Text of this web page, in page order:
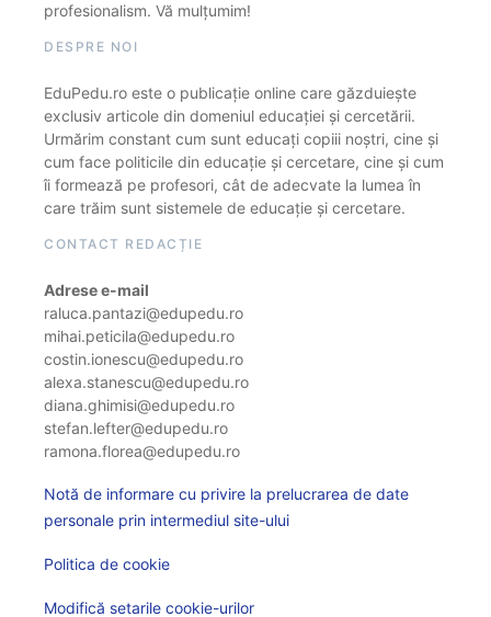
profesionalism. Vă mulțumim!
DESPRE NOI
EduPedu.ro este o publicație online care găzduiește
exclusiv articole din domeniul educației și cercetării.
Urmărim constant cum sunt educați copiii noștri, cine și
cum face politicile din educație și cercetare, cine și cum
îi formează pe profesori, cât de adecvate la lumea în
care trăim sunt sistemele de educație și cercetare.
CONTACT REDACȚIE
Adrese e-mail
raluca.pantazi@edupedu.ro
mihai.peticila@edupedu.ro
costin.ionescu@edupedu.ro
alexa.stanescu@edupedu.ro
diana.ghimisi@edupedu.ro
stefan.lefter@edupedu.ro
ramona.florea@edupedu.ro
Notă de informare cu privire la prelucrarea de date
personale prin intermediul site-ului
Politica de cookie
Modifică setarile cookie-urilor